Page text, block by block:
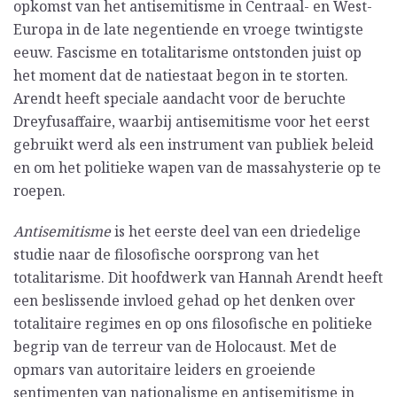
opkomst van het antisemitisme in Centraal- en West-
Europa in de late negentiende en vroege twintigste
eeuw. Fascisme en totalitarisme ontstonden juist op
het moment dat de natiestaat begon in te storten.
Arendt heeft speciale aandacht voor de beruchte
Dreyfusaffaire, waarbij antisemitisme voor het eerst
gebruikt werd als een instrument van publiek beleid
en om het politieke wapen van de massahysterie op te
roepen.
Antisemitismeis het eerste deel van een driedelige
studie naar de filosofische oorsprong van het
totalitarisme. Dit hoofdwerk van Hannah Arendt heeft
een beslissende invloed gehad op het denken over
totalitaire regimes en op ons filosofische en politieke
begrip van de terreur van de Holocaust. Met de
opmars van autoritaire leiders en groeiende
sentimenten van nationalisme en antisemitisme in